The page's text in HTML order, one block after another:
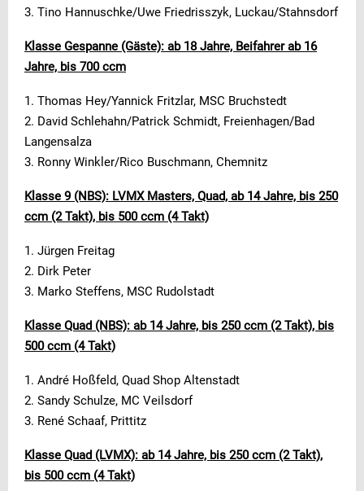
3. Tino Hannuschke/Uwe Friedrisszyk, Luckau/Stahnsdorf
Klasse Gespanne (Gäste): ab 18 Jahre, Beifahrer ab 16
Jahre, bis 700 ccm
1. Thomas Hey/Yannick Fritzlar, MSC Bruchstedt
2. David Schlehahn/Patrick Schmidt, Freienhagen/Bad
Langensalza
3. Ronny Winkler/Rico Buschmann, Chemnitz
Klasse 9 (NBS): LVMX Masters, Quad, ab 14 Jahre, bis 250
ccm (2 Takt), bis 500 ccm (4 Takt)
1. Jürgen Freitag
2. Dirk Peter
3. Marko Steffens, MSC Rudolstadt
Klasse Quad (NBS): ab 14 Jahre, bis 250 ccm (2 Takt), bis
500 ccm (4 Takt)
1. André Hoßfeld, Quad Shop Altenstadt
2. Sandy Schulze, MC Veilsdorf
3. René Schaaf, Prittitz
Klasse Quad (LVMX): ab 14 Jahre, bis 250 ccm (2 Takt),
bis 500 ccm (4 Takt)